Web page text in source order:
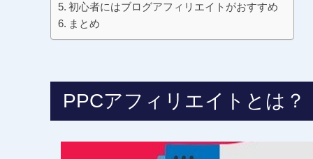
初心者にはブログアフィリエイトがおすすめ
まとめ
PPCアフィリエイトとは？